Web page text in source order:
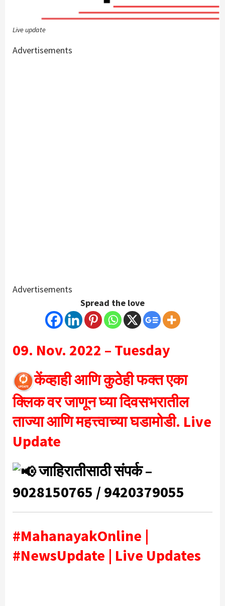
Live update
Advertisements
Advertisements
Spread the love
09. Nov. 2022 – Tuesday
केंव्हाही आणि कुठेही फक्त एका
क्लिक वर जाणून घ्या दिवसभरातील
ताज्या आणि महत्त्वाच्याघडामोडी. Live
Update
जाहिरातीसाठी संपर्क –
9028150765 / 9420379055
#MahanayakOnline |
#NewsUpdate | Live Updates